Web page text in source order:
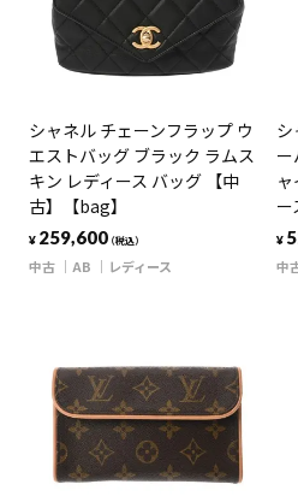
シャネル チェーンフラップ ウ
エストバッグ ブラック ラムス
キン レディース バッグ 【中
古】【bag】
¥ 259,600（税込）
中古 AB レディース
ー
ー
¥
中